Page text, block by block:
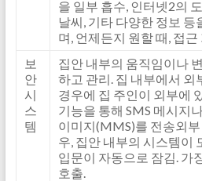
을 일부 흡수, 인터넷2의
날씨, 기타 다양한 정보
며, 언제든지 원할 때, 접근
보
안
시
스
템
집안 내부의 움직임이나
하고 관리. 집 내부에서 외
경우에 집 주인이 외부에
기능을 통해 SMS 메시지
이미지(MMS)를 전송외
우, 집안 내부의 시스템이
입문이 자동으로 잠김. 가
호출.